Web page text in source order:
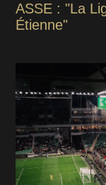
ASSE : "La
Étienne"